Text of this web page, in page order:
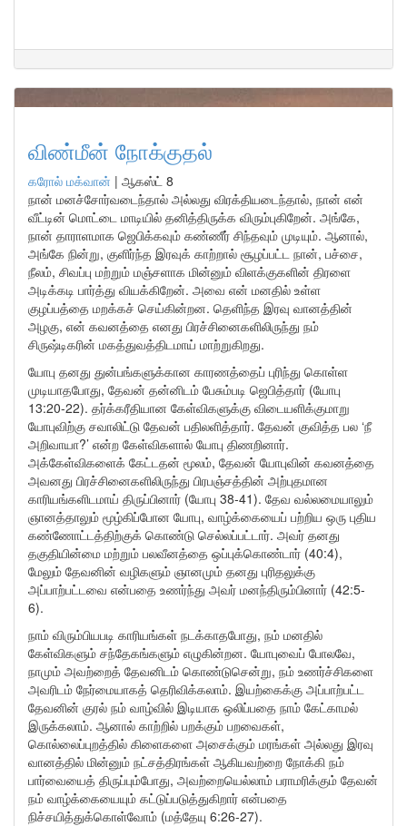
விண்மீன் நோக்குதல்
கரோல் மக்வான் | ஆகஸ்ட் 8
நான் மனச்சோர்வடைந்தால் அல்லது விரக்தியடைந்தால், நான் என்
வீட்டின் மொட்டை மாடியில் தனித்திருக்க விரும்புகிறேன். அங்கே,
நான் தாராளமாக ஜெபிக்கவும் கண்ணீர் சிந்தவும் முடியும். ஆனால்,
அங்கே நின்று, குளிர்ந்த இரவுக் காற்றால் சூழப்பட்ட நான், பச்சை,
நீலம், சிவப்பு மற்றும் மஞ்சளாக மின்னும் விளக்குகளின் திரளை
அடிக்கடி பார்த்து வியக்கிறேன். அவை என் மனதில் உள்ள
குழப்பத்தை மறக்கச் செய்கின்றன. தெளிந்த இரவு வானத்தின்
அழகு, என் கவனத்தை எனது பிரச்சினைகளிலிருந்து நம்
சிருஷ்டிகரின் மகத்துவத்திடமாய் மாற்றுகிறது.
யோபு தனது துன்பங்களுக்கான காரணத்தைப் புரிந்து கொள்ள
முடியாதபோது, தேவன் தன்னிடம் பேசும்படி ஜெபித்தார் (யோபு
13:20-22). தர்க்கரீதியான கேள்விகளுக்கு விடையளிக்குமாறு
யோபுவிற்கு சவாலிட்டு தேவன் பதிலளித்தார். தேவன் குவித்த பல ‘நீ
அறிவாயா?’ என்ற கேள்விகளால் யோபு திணறினார்.
அக்கேள்விகளைக் கேட்டதன் மூலம், தேவன் யோபுவின் கவனத்தை
அவனது பிரச்சினைகளிலிருந்து பிரபஞ்சத்தின் அற்புதமான
காரியங்களிடமாய் திருப்பினார் (யோபு 38-41). தேவ வல்லமையாலும்
ஞானத்தாலும் மூழ்கிப்போன யோபு, வாழ்க்கையைப் பற்றிய ஒரு புதிய
கண்ணோட்டத்திற்குக் கொண்டு செல்லப்பட்டார். அவர் தனது
தகுதியின்மை மற்றும் பலவீனத்தை ஒப்புக்கொண்டார் (40:4),
மேலும் தேவனின் வழிகளும் ஞானமும் தனது புரிதலுக்கு
அப்பாற்பட்டவை என்பதை உணர்ந்து அவர் மனந்திரும்பினார் (42:5-
6).
நாம் விரும்பியபடி காரியங்கள் நடக்காதபோது, நம் மனதில்
கேள்விகளும் சந்தேகங்களும் எழுகின்றன. யோபுவைப் போலவே,
நாமும் அவற்றைத் தேவனிடம் கொண்டுசென்று, நம் உணர்ச்சிகளை
அவரிடம் நேர்மையாகத் தெரிவிக்கலாம். இயற்கைக்கு அப்பாற்பட்ட
தேவனின் குரல் நம் வாழ்வில் இடியாக ஒலிப்பதை நாம் கேட்காமல்
இருக்கலாம். ஆனால் காற்றில் பறக்கும் பறவைகள்,
கொல்லைப்புறத்தில் கிளைகளை அசைக்கும் மரங்கள் அல்லது இரவு
வானத்தில் மின்னும் நட்சத்திரங்கள் ஆகியவற்றை நோக்கி நம்
பார்வையைத் திருப்பும்போது, அவற்றையெல்லாம் பராமரிக்கும் தேவன்
நம் வாழ்க்கையையும் கட்டுப்படுத்துகிறார் என்பதை
நிச்சயித்துக்கொள்வோம் (மத்தேயு 6:26-27).